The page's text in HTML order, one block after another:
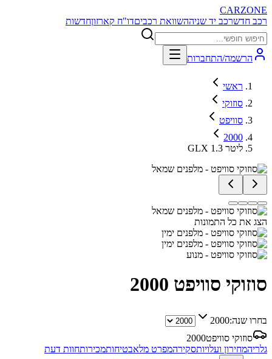
CARZONE
רכב חדשרכב יד שניההשוואת רכביםדו"ח קארזוןחדשות
הרשמה/התחברות
ראשי
סוזוקי
סוויפט
2000
GLX 1.3 ליטר
הצג את כל התמונות
סוזוקי סוויפט 2000
בחרו שנה:2000
סוזוקי סוויפט2000
גלריהמחירון ועלויותסקירהמפרט מלאבטיחותמכירותחוות דעת